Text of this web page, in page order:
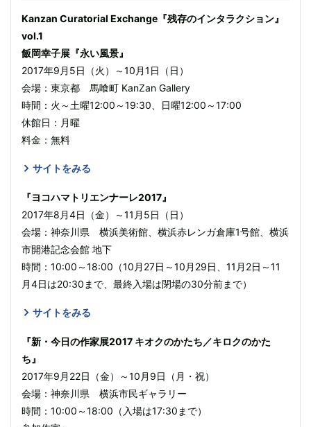
Kanzan Curatorial Exchange『残存のインタラクション』
vol.1
飯岡幸子展『永い風景』
2017年9月5日（火）～10月1日（日）
会場：東京都 馬喰町 KanZan Gallery
時間：火～土曜12:00～19:30、日曜12:00～17:00
休館日：月曜
料金：無料
サイトをみる
『ヨコハマトリエンナーレ2017』
2017年8月4日（金）～11月5日（日）
会場：神奈川県 横浜美術館、横浜赤レンガ倉庫1号館、横浜
市開港記念会館 地下
時間：10:00～18:00（10月27日～10月29日、11月2日～11
月4日は20:30まで、最終入場は閉場の30分前まで）
サイトをみる
『新・今日の作家展2017 キオクのかたち／キロクのかた
ち』
2017年9月22日（金）～10月9日（月・祝）
会場：神奈川県 横浜市民ギャラリー
時間：10:00～18:00（入場は17:30まで）